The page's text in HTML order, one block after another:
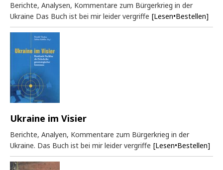
Berichte, Analysen, Kommentare zum Bürgerkrieg in der
Ukraine Das Buch ist bei mir leider vergriffe [Lesen•Bestellen]
Ukraine im Visier
Berichte, Analyen, Kommentare zum Bürgerkrieg in der
Ukraine. Das Buch ist bei mir leider vergriffe [Lesen•Bestellen]